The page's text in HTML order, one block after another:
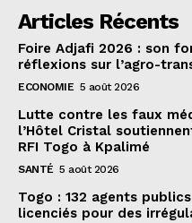
Articles Récents
Foire Adjafi 2026 : son
réflexions sur l’agro-
ECONOMIE 5 août 2026
Lutte contre les faux
l’Hôtel Cristal
RFI Togo à Kpalimé
SANTÉ 5 août 2026
Togo : 132 agents
licenciés pour des